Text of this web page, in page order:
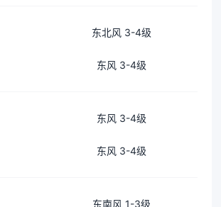
东北风 3-4级
东风 3-4级
东风 3-4级
东风 3-4级
东南风 1-3级